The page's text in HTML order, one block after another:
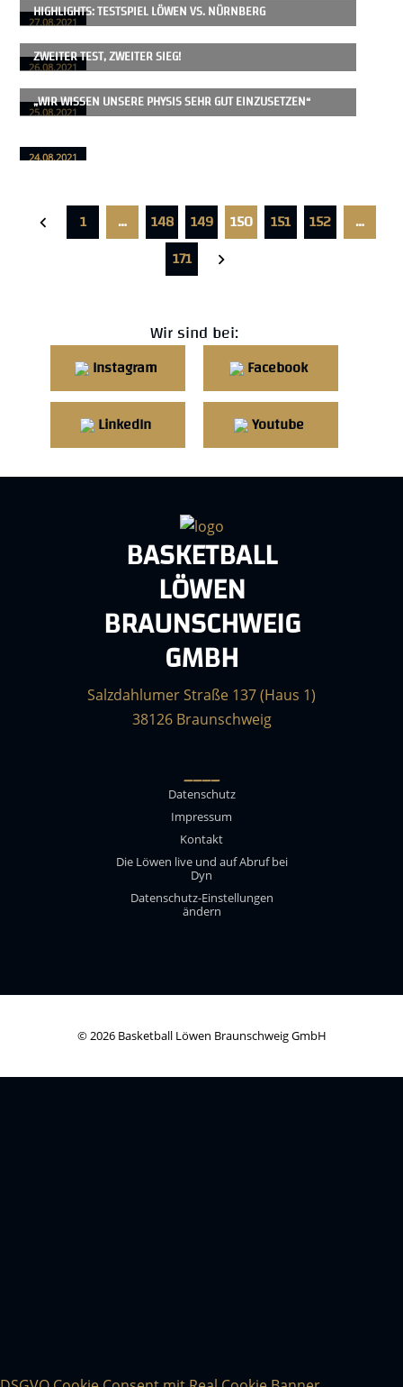
27.08.2021
26.08.2021
HIGHLIGHTS: TESTSPIEL LÖWEN VS. NÜRNBERG
25.08.2021
ZWEITER TEST, ZWEITER SIEG!
24.08.2021
„WIR WISSEN UNSERE PHYSIS SEHR GUT EINZUSETZEN“
1 … 148 149 150 151 152
…
171
Wir sind bei:
Instagram Facebook
LinkedIn Youtube
BASKETBALL
LÖWEN
BRAUNSCHWEIG
GMBH
Salzdahlumer Straße 137 (Haus 1)
38126 Braunschweig
____
Datenschutz
Impressum
Kontakt
Die Löwen live und auf Abruf bei
Dyn
Datenschutz-Einstellungen
ändern
© 2026 Basketball Löwen Braunschweig GmbH